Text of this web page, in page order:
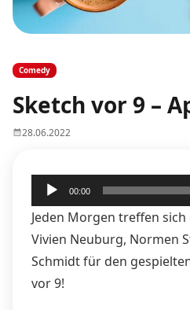
Comedy
Sketch vor 9 –
28.06.2022
Audio-
Player
00:00
Jeden Morgen treffen
Vivien Neuburg, Normen
Schmidt für den
vor 9!